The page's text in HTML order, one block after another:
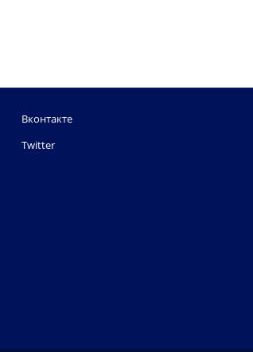
Вконтакте
Twitter